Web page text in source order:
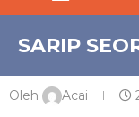
SARIP
Oleh Acai